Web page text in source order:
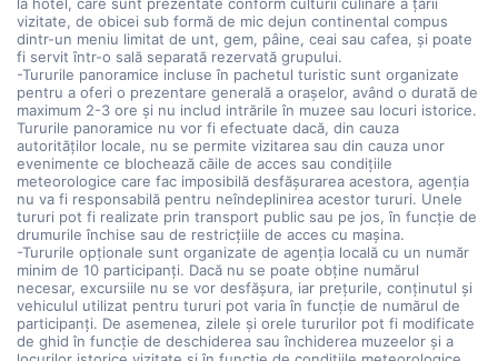
vizitate, de obicei sub formă de mic dejun continental compus
dintr-un meniu limitat de unt, gem, pâine, ceai sau cafea, și poate
fi servit într-o sală separată rezervată grupului.
-Tururile panoramice incluse în pachetul turistic sunt organizate
pentru a oferi o prezentare generală a orașelor, având o durată de
maximum 2-3 ore și nu includ intrările în muzee sau locuri istorice.
Tururile panoramice nu vor fi efectuate dacă, din cauza
autorităților locale, nu se permite vizitarea sau din cauza unor
evenimente ce blochează căile de acces sau condițiile
meteorologice care fac imposibilă desfășurarea acestora, agenția
nu va fi responsabilă pentru neîndeplinirea acestor tururi. Unele
tururi pot fi realizate prin transport public sau pe jos, în funcție de
drumurile închise sau de restricțiile de acces cu mașina.
-Tururile opționale sunt organizate de agenția locală cu un număr
minim de 10 participanți. Dacă nu se poate obține numărul
necesar, excursiile nu se vor desfășura, iar prețurile, conținutul și
vehiculul utilizat pentru tururi pot varia în funcție de numărul de
participanți. De asemenea, zilele și orele tururilor pot fi modificate
de ghid în funcție de deschiderea sau închiderea muzeelor și a